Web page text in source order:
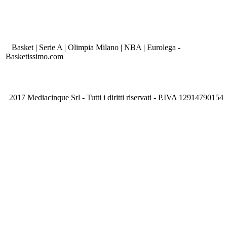
Basket | Serie A | Olimpia Milano | NBA | Eurolega -
Basketissimo.com
2017 Mediacinque Srl - Tutti i diritti riservati - P.IVA 12914790154